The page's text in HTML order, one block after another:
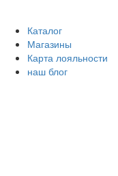
Каталог
Магазины
Карта лояльности
наш блог